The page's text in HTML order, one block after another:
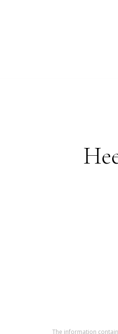
The information